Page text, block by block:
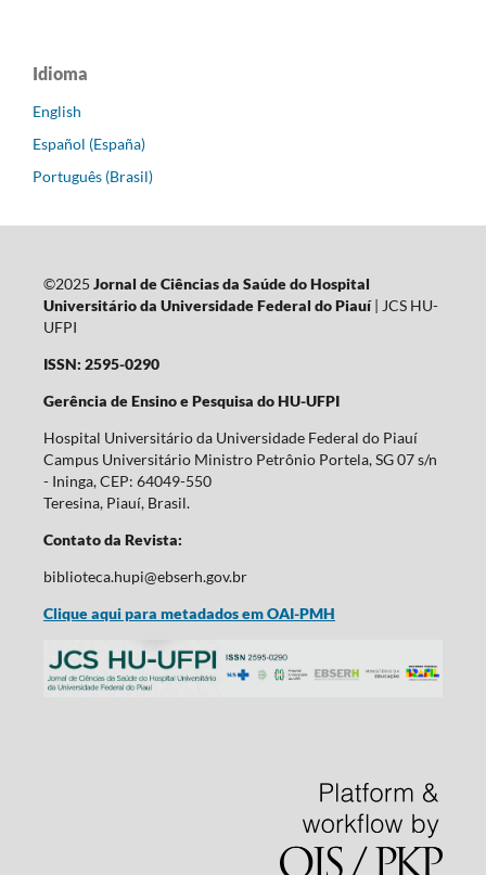
Idioma
English
Español (España)
Português (Brasil)
©2025 Jornal de Ciências da Saúde do Hospital
Universitário da Universidade Federal do Piauí| JCS HU-
UFPI
ISSN: 2595-0290
Gerência de Ensino e Pesquisa do HU-UFPI
Hospital Universitário da Universidade Federal do Piauí
Campus Universitário Ministro Petrônio Portela, SG 07 s/n
- Ininga, CEP: 64049-550
Teresina, Piauí, Brasil.
Contato da Revista:
biblioteca.hupi@ebserh.gov.br
Clique aqui para metadados em OAI-PMH